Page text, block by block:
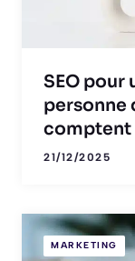
SEO pour
personne
comptent
21/12/2025
MARKETING